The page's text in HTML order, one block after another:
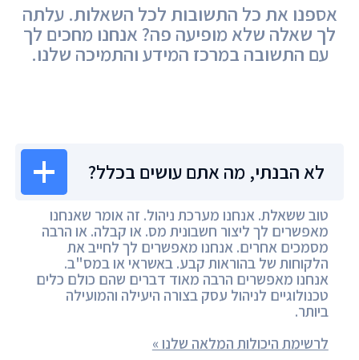
לא הבנתי, מה אתם עושים בכלל?
טוב ששאלת. אנחנו מערכת ניהול. זה אומר שאנחנו
מאפשרים לך ליצור חשבונית מס. או קבלה. או הרבה
מסמכים אחרים. אנחנו מאפשרים לך לחייב את
הלקוחות של בהוראות קבע. באשראי או במס"ב.
אנחנו מאפשרים הרבה מאוד דברים שהם כולם כלים
טכנולוגיים לניהול עסק בצורה היעילה והמועילה
ביותר.
לרשימת היכולות המלאה שלנו »
אספנו את כל התשובות לכל השאלות. עלתה
לך שאלה שלא מופיעה פה? אנחנו מחכים לך
עם התשובה במרכז המידע והתמיכה שלנו.